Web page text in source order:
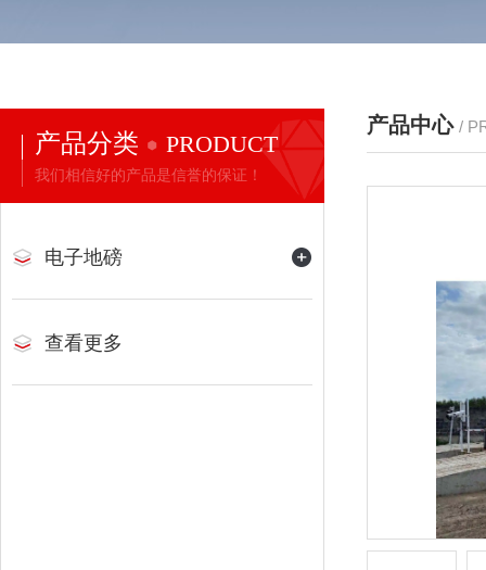
产品分类 PRODUCT
我们相信好的产品是信誉的保证！
电子地磅
查看更多
产品中心 /